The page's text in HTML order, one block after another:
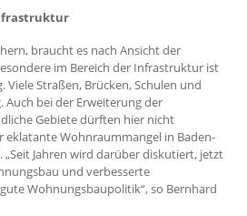
braucht es nach Ansicht der
im Bereich der Infrastruktur ist
Straßen, Brücken, Schulen und
Auch bei der Erweiterung der
Gebiete dürften hier nicht
eklatante Wohnraummangel in Baden-
Jahren wird darüber diskutiert, jetzt
und verbesserte
Wohnungsbaupolitik“, so Bernhard